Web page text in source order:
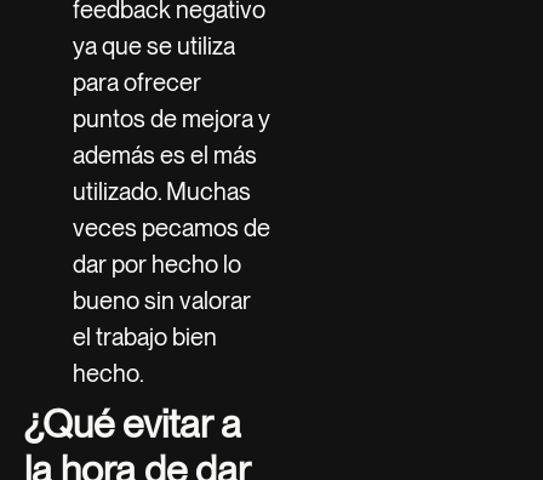
feedback negativo
ya que se utiliza
para ofrecer
puntos de mejora y
además es el más
utilizado. Muchas
veces pecamos de
dar por hecho lo
bueno sin valorar
el trabajo bien
hecho.
¿Qué evitar a
la hora de dar